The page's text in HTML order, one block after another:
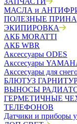
МАСЛА и
ПОЛЕЗНЫЕ
ЭКИПИРОВКА
АКБ MORATTI
АКБ WBR
Аксессуары ODES
Акссесуары
Акссесуары для
БЛЮТУЗ
ВЫНОСЫ
ГЕРМЕТИЧНЫЕ
ТЕЛЕФОНОВ
Датчики и приборы